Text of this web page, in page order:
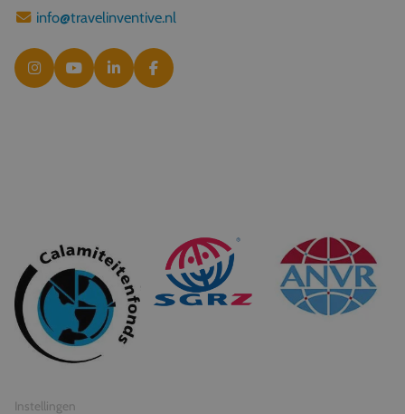
info@travelinventive.nl
© 2026 Travel Inventive
Algemene voorwaarden
Privacy statement
Instellingen